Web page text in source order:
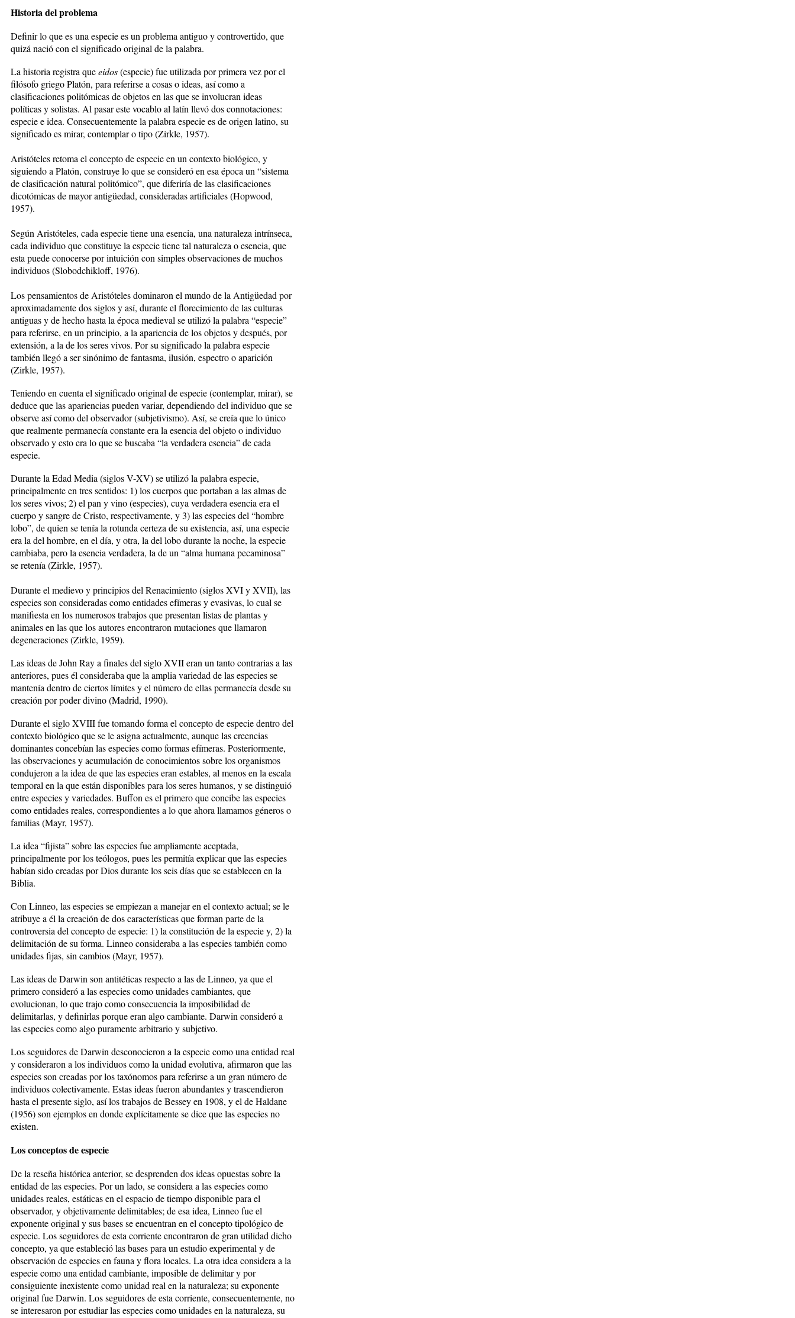
Historia del problema
Definir lo que es una especie es un problema antiguo y controvertido, que
quizá nació con el significado original de la palabra.
La historia registra queeidos(especie) fue utilizada por primera vez por el
filósofo griego Platón, para referirse a cosas o ideas, así como a
clasificaciones politómicas de objetos en las que se involucran ideas
políticas y solistas. Al pasar este vocablo al latín llevó dos connotaciones:
especie e idea. Consecuentemente la palabra especie es de origen latino, su
significado es mirar, contemplar o tipo (Zirkle, 1957).
Aristóteles retoma el concepto de especie en un contexto biológico, y
siguiendo a Platón, construye lo que se consideró en esa época un “sistema
de clasificación natural politómico”, que diferiría de las clasificaciones
dicotómicas de mayor antigüedad, consideradas artificiales (Hopwood,
1957).
Según Aristóteles, cada especie tiene una esencia, una naturaleza intrínseca,
cada individuo que constituye la especie tiene tal naturaleza o esencia, que
esta puede conocerse por intuición con simples observaciones de muchos
individuos (Slobodchikloff, 1976).
Los pensamientos de Aristóteles dominaron el mundo de la Antigüedad por
aproximadamente dos siglos y así, durante el florecimiento de las culturas
antiguas y de hecho hasta la época medieval se utilizó la palabra “especie”
para referirse, en un principio, a la apariencia de los objetos y después, por
extensión, a la de los seres vivos. Por su significado la palabra especie
también llegó a ser sinónimo de fantasma, ilusión, espectro o aparición
(Zirkle, 1957).
Teniendo en cuenta el significado original de especie (contemplar, mirar), se
deduce que las apariencias pueden variar, dependiendo del individuo que se
observe así como del observador (subjetivismo). Así, se creía que lo único
que realmente permanecía constante era la esencia del objeto o individuo
observado y esto era lo que se buscaba “la verdadera esencia” de cada
especie.
Durante la Edad Media (siglos V-XV) se utilizó la palabra especie,
principalmente en tres sentidos: 1) los cuerpos que portaban a las almas de
los seres vivos; 2) el pan y vino (especies), cuya verdadera esencia era el
cuerpo y sangre de Cristo, respectivamente, y 3) las especies del “hombre
lobo”, de quien se tenía la rotunda certeza de su existencia, así, una especie
era la del hombre, en el día, y otra, la del lobo durante la noche, la especie
cambiaba, pero la esencia verdadera, la de un “alma humana pecaminosa”
se retenía (Zirkle, 1957).
Durante el medievo y principios del Renacimiento (siglos XVI y XVII), las
especies son consideradas como entidades efímeras y evasivas, lo cual se
manifiesta en los numerosos trabajos que presentan listas de plantas y
animales en las que los autores encontraron mutaciones que llamaron
degeneraciones (Zirkle, 1959).
Las ideas de John Ray a finales del siglo XVII eran un tanto contrarias a las
anteriores, pues él consideraba que la amplia variedad de las especies se
mantenía dentro de ciertos límites y el número de ellas permanecía desde su
creación por poder divino (Madrid, 1990).
Durante el siglo XVIII fue tomando forma el concepto de especie dentro del
contexto biológico que se le asigna actualmente, aunque las creencias
dominantes concebían las especies como formas efímeras. Posteriormente,
las observaciones y acumulación de conocimientos sobre los organismos
condujeron a la idea de que las especies eran estables, al menos en la escala
temporal en la que están disponibles para los seres humanos, y se distinguió
entre especies y variedades. Buffon es el primero que concibe las especies
como entidades reales, correspondientes a lo que ahora llamamos géneros o
familias (Mayr, 1957).
La idea “fijista” sobre las especies fue ampliamente aceptada,
principalmente por los teólogos, pues les permitía explicar que las especies
habían sido creadas por Dios durante los seis días que se establecen en la
Biblia.
Con Linneo, las especies se empiezan a manejar en el contexto actual; se le
atribuye a él la creación de dos características que forman parte de la
controversia del concepto de especie: 1) la constitución de la especie y, 2) la
delimitación de su forma. Linneo consideraba a las especies también como
unidades fijas, sin cambios (Mayr, 1957).
Las ideas de Darwin son antitéticas respecto a las de Linneo, ya que el
primero consideró a las especies como unidades cambiantes, que
evolucionan, lo que trajo como consecuencia la imposibilidad de
delimitarlas, y definirlas porque eran algo cambiante. Darwin consideró a
las especies como algo puramente arbitrario y subjetivo.
Los seguidores de Darwin desconocieron a la especie como una entidad real
y consideraron a los individuos como la unidad evolutiva, afirmaron que las
especies son creadas por los taxónomos para referirse a un gran número de
individuos colectivamente. Estas ideas fueron abundantes y trascendieron
hasta el presente siglo, así los trabajos de Bessey en 1908, y el de Haldane
(1956) son ejemplos en donde explícitamente se dice que las especies no
existen.
Los conceptos de especie
De la reseña histórica anterior, se desprenden dos ideas opuestas sobre la
entidad de las especies. Por un lado, se considera a las especies como
unidades reales, estáticas en el espacio de tiempo disponible para el
observador, y objetivamente delimitables; de esa idea, Linneo fue el
exponente original y sus bases se encuentran en el concepto tipológico de
especie. Los seguidores de esta corriente encontraron de gran utilidad dicho
concepto, ya que estableció las bases para un estudio experimental y de
observación de especies en fauna y flora locales. La otra idea considera a la
especie como una entidad cambiante, imposible de delimitar y por
consiguiente inexistente como unidad real en la naturaleza; su exponente
original fue Darwin. Los seguidores de esta corriente, consecuentemente, no
se interesaron por estudiar las especies como unidades en la naturaleza, su